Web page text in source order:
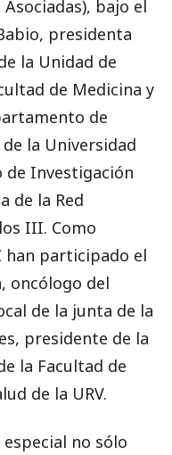
bajo el
presidenta
la Unidad de
de Medicina y
de
la Universidad
Investigación
de la Red
III. Como
han participado el
oncólogo del
de la junta de la
presidente de la
la Facultad de
de la URV.
no sólo